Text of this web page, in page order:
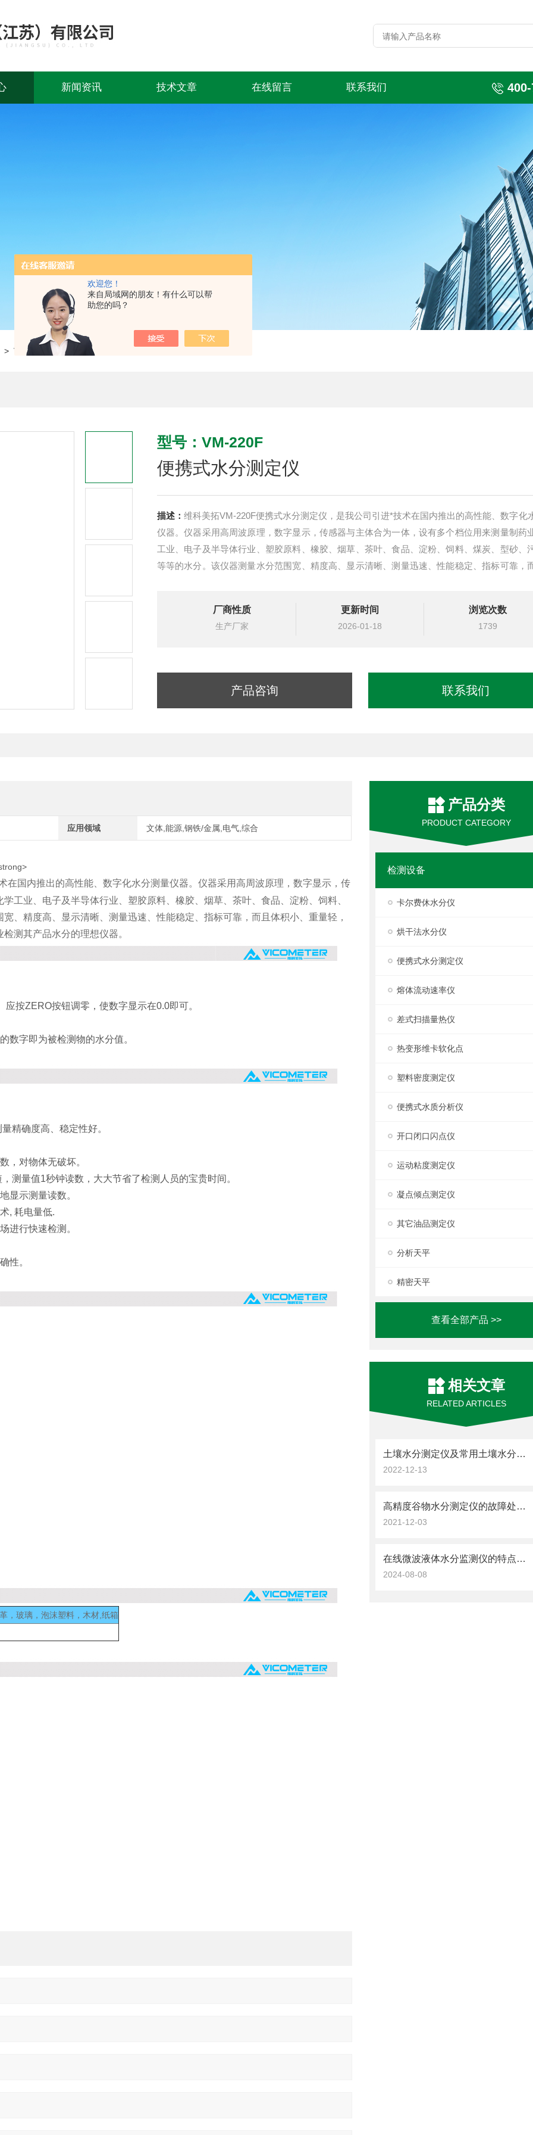
欢迎您！
来自局域网的朋友！有什么可以帮
助您的吗？
新闻资讯 技术文章 在线留言 联系我们
> VM-220F便携式水分测定仪
型号：VM-220F
便携式水分测定仪
描述： 维科美拓VM-220F便携式水分测定仪，是我公司引进*技术在国内推出的高性能、数字化
仪器。仪器采用高周波原理，数字显示，传感器与主体合为一体，设有多个档位用来测量制药
工业、电子及半导体行业、塑胶原料、橡胶、烟草、茶叶、食品、淀粉、饲料、煤炭、型砂、
等等的水分。该仪器测量水分范围宽、精度高、显示清晰、测量迅速、性能稳定、指标可靠，
厂商性质
生产厂家
更新时间
2026-01-18
浏览次数
1739
产品咨询 联系我们
产品分类
PRODUCT CATEGORY
检测设备
卡尔费休水分仪
烘干法水分仪
便携式水分测定仪
熔体流动速率仪
差式扫描量热仪
热变形维卡软化点
塑料密度测定仪
便携式水质分析仪
开口闭口闪点仪
运动粘度测定仪
凝点倾点测定仪
其它油品测定仪
分析天平
精密天平
查看全部产品 >>
相关文章
RELATED ARTICLES
土壤水分测定仪及常用土壤水分测定方法介绍
2022-12-13
高精度谷物水分测定仪的故障处理方法如下
2021-12-03
在线微波液体水分监测仪的特点优势与应用领域
2024-08-08
应用领域 文体,能源,钢铁/金属,电气,综合
在国内推出的高性能、数字化水分测量仪器。仪器采用高周波原理，数字显示，传
工业、电子及半导体行业、塑胶原料、橡胶、烟草、茶叶、食品、淀粉、饲料、
、精度高、显示清晰、测量迅速、性能稳定、指标可靠，而且体积小、重量轻，
测其产品水分的理想仪器。
按ZERO按钮调零，使数字显示在0.0即可。
数字即为被检测物的水分值。
精确度高、稳定性好。
，对物体无破坏。
测量值1秒钟读数，大大节省了检测人员的宝贵时间。
显示测量读数。
, 耗电量低.
进行快速检测。
性。
，玻璃，泡沫塑料，木材,纸箱